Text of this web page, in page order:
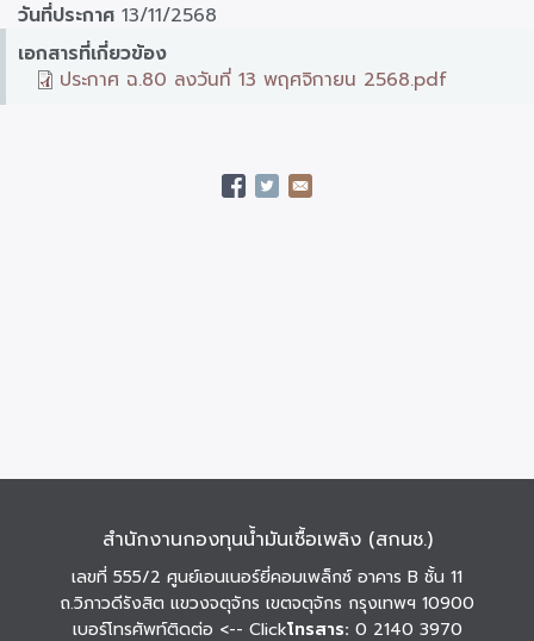
วันที่ประกาศ 13/11/2568
เอกสารที่เกี่ยวข้อง
ประกาศ ฉ.80 ลงวันที่ 13 พฤศจิกายน 2568.pdf
สำนักงานกองทุนน้ำมันเชื้อเพลิง (สกนช.)
เลขที่ 555/2 ศูนย์เอนเนอร์ยี่คอมเพล็กซ์ อาคาร B ชั้น 11
ถ.วิภาวดีรังสิต แขวงจตุจักร เขตจตุจักร กรุงเทพฯ 10900
เบอร์โทรศัพท์ติดต่อ <-- Clickโทรสาร: 0 2140 3970